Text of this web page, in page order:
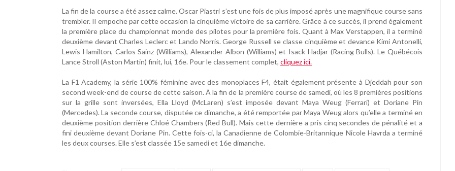
La fin de la course a été assez calme. Oscar Piastri s’est une fois de plus imposé après une magnifique course sans
trembler. Il empoche par cette occasion la cinquième victoire de sa carrière. Grâce à ce succès, il prend également
la première place du championnat monde des pilotes pour la première fois. Quant à Max Verstappen, il a terminé
deuxième devant Charles Leclerc et Lando Norris. George Russell se classe cinquième et devance Kimi Antonelli,
Lewis Hamilton, Carlos Sainz (Williams), Alexander Albon (Williams) et Isack Hadjar (Racing Bulls). Le Québécois
Lance Stroll (Aston Martin) finit, lui, 16e. Pour le classement complet, cliquez ici.
La F1 Academy, la série 100% féminine avec des monoplaces F4, était également présente à Djeddah pour son
second week-end de course de cette saison. À la fin de la première course de samedi, où les 8 premières positions
sur la grille sont inversées, Ella Lloyd (McLaren) s’est imposée devant Maya Weug (Ferrari) et Doriane Pin
(Mercedes). La seconde course, disputée ce dimanche, a été remportée par Maya Weug alors qu’elle a terminé en
deuxième position derrière Chloé Chambers (Red Bull). Mais cette dernière a pris cinq secondes de pénalité et a
fini deuxième devant Doriane Pin. Cette fois-ci, la Canadienne de Colombie-Britannique Nicole Havrda a terminé
les deux courses. Elle s’est classée 15e samedi et 16e dimanche.